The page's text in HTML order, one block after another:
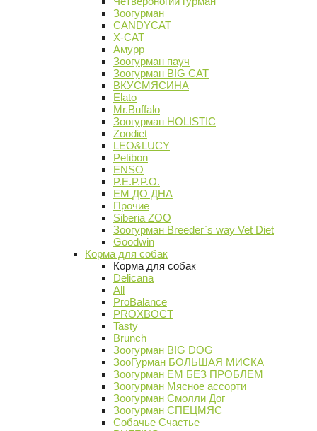
Зоогурман
CANDYCAT
X-CAT
Амурр
Зоогурман пауч
Зоогурман BIG CAT
ВКУСМЯСИНА
Elato
Mr.Buffalo
Зоогурман HOLISTIC
Zoodiet
LEO&LUCY
Petibon
ENSO
P.E.P.P.O.
ЕМ ДО ДНА
Прочие
Siberia ZOO
Зоогурман Breeder`s way Vet Diet
Goodwin
Корма для собак
Корма для собак
Delicana
All
ProBalance
PROХВОСТ
Tasty
Brunch
Зоогурман BIG DOG
ЗооГурман БОЛЬШАЯ МИСКА
Зоогурман ЕМ БЕЗ ПРОБЛЕМ
Зоогурман Мясное ассорти
Зоогурман Смолли Дог
Зоогурман СПЕЦМЯС
Собачье Счастье